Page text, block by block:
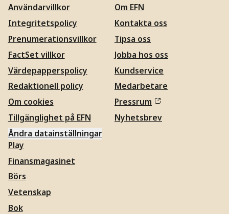
Användarvillkor
Integritetspolicy
Prenumerationsvillkor
FactSet villkor
Värdepapperspolicy
Redaktionell policy
Om cookies
Tillgänglighet på EFN
Ändra datainställningar
Om EFN
Kontakta oss
Tipsa oss
Jobba hos oss
Kundservice
Medarbetare
Pressrum
Nyhetsbrev
Play
Finansmagasinet
Börs
Vetenskap
Bok